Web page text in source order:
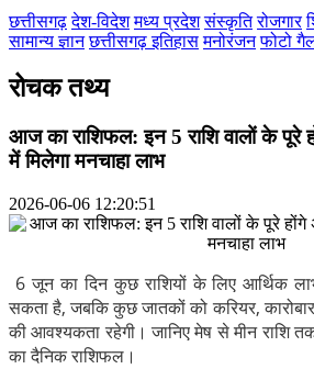
सारंगढ़-बिलाईगढ़
मनेन्द्रगढ़ – चिरिमिरी – भरतपुर
सक्ति
छत्तीसगढ़ देश-विदेश मध्य प्रदेश संस्कृति रोजगार
सामान्य ज्ञान छत्तीसगढ़ इतिहास मनोरंजन फोटो
रोचक तथ्य
आज का राशिफल: इन 5 राशि वालों के पूरे
में मिलेगा मनचाहा लाभ
2026-06-06 12:20:51
6 जून का दिन कुछ राशियों के लिए आर्थिक
सकता है, जबकि कुछ जातकों को करियर, कारोबार
की आवश्यकता रहेगी। जानिए मेष से मीन राशि
का दैनिक राशिफल।